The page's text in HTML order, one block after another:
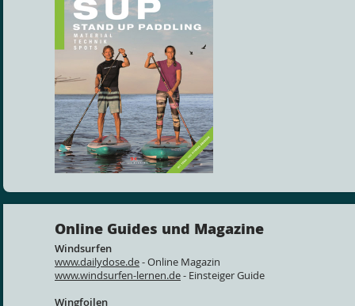
Online Guides und Magazine
Windsurfen
www.dailydose.de- Online Magazin
www.windsurfen-lernen.de- Einsteiger Guide
Wingfoilen